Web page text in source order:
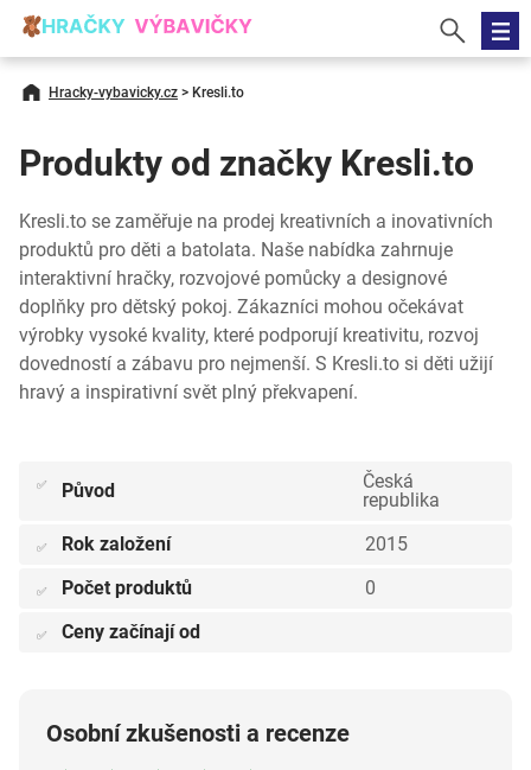
Hracky-vybavicky.cz > Kresli.to
Produkty od značky Kresli.to
Kresli.to se zaměřuje na prodej kreativních a inovativních
produktů pro děti a batolata. Naše nabídka zahrnuje
interaktivní hračky, rozvojové pomůcky a designové
doplňky pro dětský pokoj. Zákazníci mohou očekávat
výrobky vysoké kvality, které podporují kreativitu, rozvoj
dovedností a zábavu pro nejmenší. S Kresli.to si děti užijí
hravý a inspirativní svět plný překvapení.
✅ Původ
Česká
republika
✅ Rok založení 2015
✅ Počet produktů 0
✅ Ceny začínají od
Osobní zkušenosti a recenze